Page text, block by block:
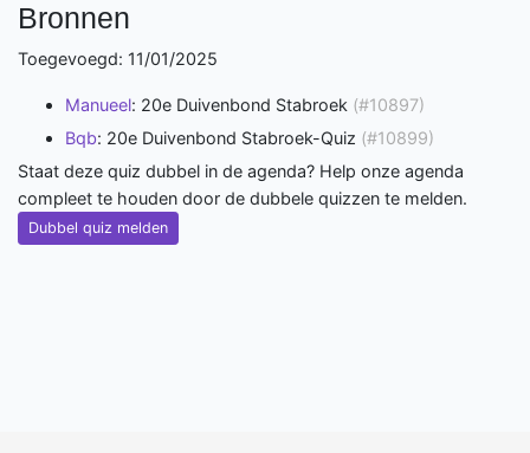
Bronnen
Toegevoegd: 11/01/2025
Manueel: 20e Duivenbond Stabroek (#10897)
Bqb: 20e Duivenbond Stabroek-Quiz (#10899)
Staat deze quiz dubbel in de agenda? Help onze agenda
compleet te houden door de dubbele quizzen te melden.
Dubbel quiz melden